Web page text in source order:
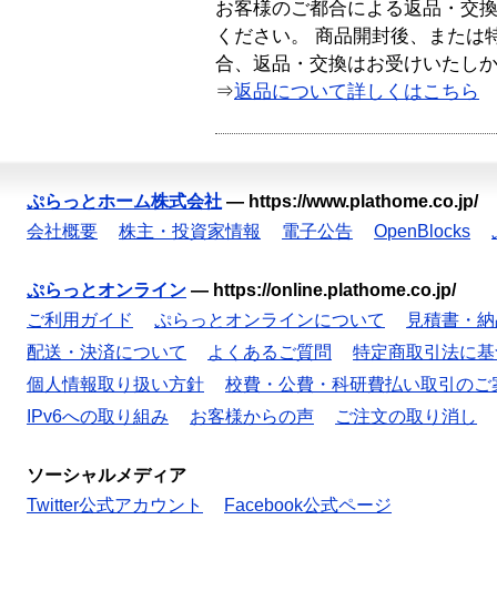
お客様のご都合による返品・交
ください。 商品開封後、または
合、返品・交換はお受けいたし
⇒返品について詳しくはこちら
ぷらっとホーム株式会社 — https://www.plathome.co.jp/
会社概要
株主・投資家情報 電子公告 OpenBlocks
ぷらっとオンライン — https://online.plathome.co.jp/
ご利用ガイド
ぷらっとオンラインについて
見積書・
配送・決済について
よくあるご質問
特定商取引法に
個人情報取り扱い方針
校費・公費・科研費払い取引のご
IPv6への取り組み
お客様からの声 ご注文の取り消し
ソーシャルメディア
Twitter公式アカウント
Facebook公式ページ